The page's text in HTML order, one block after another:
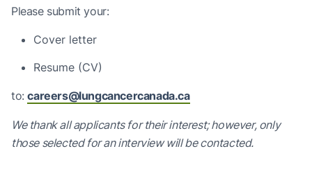
Please submit your:
Cover letter
Resume (CV)
to:careers@lungcancercanada.ca
We thank all applicants for their interest; however, only
those selected for an interview will be contacted.